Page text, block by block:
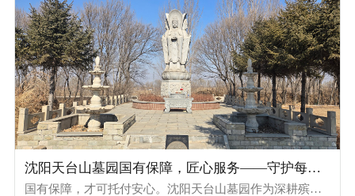
沈阳天台山墓园国有保障，匠心服务——守护每一
份绵长思念
国有保障，才可托付安心。沈阳天台山墓园作为深耕殡葬